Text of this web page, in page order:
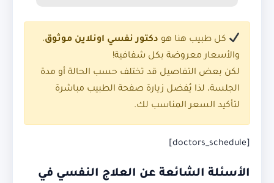
كل طبيب هنا هو دكتور نفسي اونلاين موثوق،
والأسعار معروضة بكل شفافية!
لكن بعض التفاصيل قد تختلف حسب الحالة أو مدة
الجلسة، لذا يُفضل زيارة صفحة الطبيب مباشرة
لتأكيد السعر المناسب لك.
[doctors_schedule]
الأسئلة الشائعة عن العلاج النفسي في